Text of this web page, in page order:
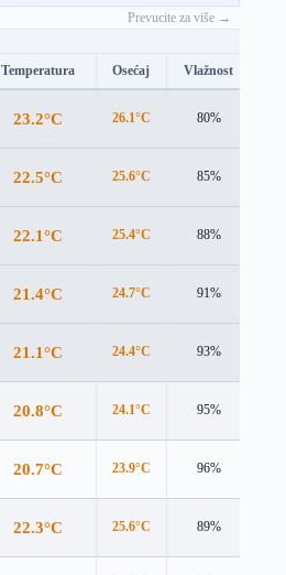
Prevucite za više →
Temperatura Osećaj Vlažnost
23.2°C 26.1°C 80%
22.5°C 25.6°C 85%
22.1°C 25.4°C 88%
21.4°C 24.7°C 91%
21.1°C 24.4°C 93%
20.8°C 24.1°C 95%
20.7°C 23.9°C 96%
22.3°C 25.6°C 89%